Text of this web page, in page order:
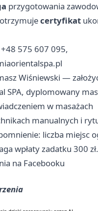
przygotowania
certyfikat
575 607 095,
Wiśniewski —
SPA, dyplomowany
w masażach
manualnych i
liczba miejsc
wpłaty zadatku 300 zł.
na Facebooku